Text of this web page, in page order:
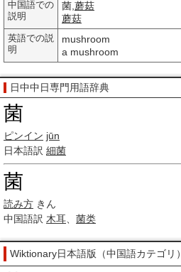
中国語での
説明
菌, 蘑菇
蘑菇
英語での説
明
mushroom
a mushroom
日中中日専門用語辞典
菌
ピンイン jūn
日本語訳 細菌
菌
読み方 きん
中国語訳 木耳 菌类
Wiktionary日本語版（中国語カテゴリ）